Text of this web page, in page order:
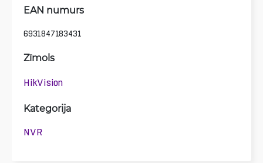
EAN numurs
6931847183431
Zīmols
HikVision
Kategorija
NVR